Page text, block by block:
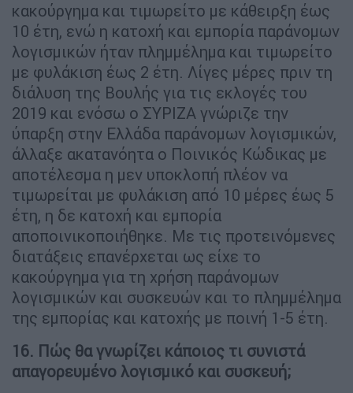
κακούργημα και τιμωρείτο με κάθειρξη έως
10 έτη, ενώ η κατοχή και εμπορία παράνομων
λογισμικών ήταν πλημμέλημα και τιμωρείτο
με φυλάκιση έως 2 έτη. Λίγες μέρες πριν τη
διάλυση της Βουλής για τις εκλογές του
2019 και ενόσω ο ΣΥΡΙΖΑ γνώριζε την
ύπαρξη στην Ελλάδα παράνομων λογισμικών,
άλλαξε ακατανόητα ο Ποινικός Κώδικας με
αποτέλεσμα η μεν υποκλοπή πλέον να
τιμωρείται με φυλάκιση από 10 μέρες έως 5
έτη, η δε κατοχή και εμπορία
αποποινικοποιήθηκε. Με τις προτεινόμενες
διατάξεις επανέρχεται ως είχε το
κακούργημα για τη χρήση παράνομων
λογισμικών και συσκευών και το πλημμέλημα
της εμπορίας και κατοχής με ποινή 1-5 έτη.
16. Πώς θα γνωρίζει κάποιος τι συνιστά
απαγορευμένο λογισμικό και συσκευή;